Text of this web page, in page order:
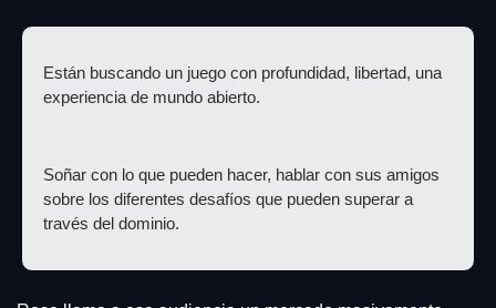
Están buscando un juego con profundidad, libertad, una
experiencia de mundo abierto.
Soñar con lo que pueden hacer, hablar con sus amigos
sobre los diferentes desafíos que pueden superar a
través del dominio.